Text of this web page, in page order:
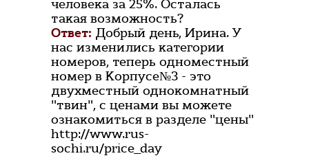
человека за 25%. Осталась
такая возможность?
Ответ: Добрый день, Ирина. У
нас изменились категории
номеров, теперь одноместный
номер в Корпусе№3 - это
двухместный однокомнатный
"твин", с ценами вы можете
ознакомиться в разделе "цены"
http://www.rus-
sochi.ru/price_day